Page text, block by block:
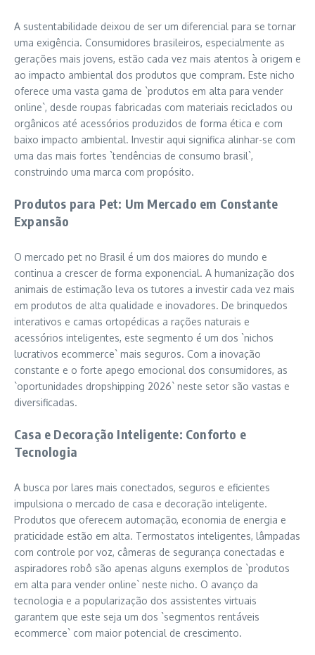
A sustentabilidade deixou de ser um diferencial para se tornar
uma exigência. Consumidores brasileiros, especialmente as
gerações mais jovens, estão cada vez mais atentos à origem e
ao impacto ambiental dos produtos que compram. Este nicho
oferece uma vasta gama de `produtos em alta para vender
online`, desde roupas fabricadas com materiais reciclados ou
orgânicos até acessórios produzidos de forma ética e com
baixo impacto ambiental. Investir aqui significa alinhar-se com
uma das mais fortes `tendências de consumo brasil`,
construindo uma marca com propósito.
Produtos para Pet: Um Mercado em Constante
Expansão
O mercado pet no Brasil é um dos maiores do mundo e
continua a crescer de forma exponencial. A humanização dos
animais de estimação leva os tutores a investir cada vez mais
em produtos de alta qualidade e inovadores. De brinquedos
interativos e camas ortopédicas a rações naturais e
acessórios inteligentes, este segmento é um dos `nichos
lucrativos ecommerce` mais seguros. Com a inovação
constante e o forte apego emocional dos consumidores, as
`oportunidades dropshipping 2026` neste setor são vastas e
diversificadas.
Casa e Decoração Inteligente: Conforto e
Tecnologia
A busca por lares mais conectados, seguros e eficientes
impulsiona o mercado de casa e decoração inteligente.
Produtos que oferecem automação, economia de energia e
praticidade estão em alta. Termostatos inteligentes, lâmpadas
com controle por voz, câmeras de segurança conectadas e
aspiradores robô são apenas alguns exemplos de `produtos
em alta para vender online` neste nicho. O avanço da
tecnologia e a popularização dos assistentes virtuais
garantem que este seja um dos `segmentos rentáveis
ecommerce` com maior potencial de crescimento.